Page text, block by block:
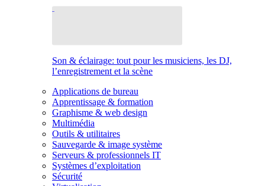
Son & éclairage: tout pour les musiciens, les DJ,
l’enregistrement et la scène
Applications de bureau
Apprentissage & formation
Graphisme & web design
Multimédia
Outils & utilitaires
Sauvegarde & image système
Serveurs & professionnels IT
Systèmes d’exploitation
Sécurité